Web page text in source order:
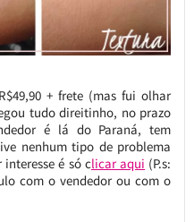
+ frete (mas fui olhar
tudo direitinho, no prazo
é lá do Paraná, tem
nenhum tipo de problema
é só clicar aqui (P.s:
com o vendedor ou com o